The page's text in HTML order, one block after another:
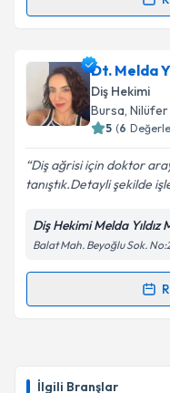
İlgili Branşlar
Randevu
Dt. Ö.Sadık Alaşa
oluşturun. Size bu
takvim
Kişisel
Metni'ni
kapsamda
Dt. Melda
Diş Hekimi
Bursa, Nilüfer
5 (6
Diş ağrisi için doktor
tanıştık.Detayli şekilde
Diş Hekimi Melda Yıldız
Balat Mah. Beyoğlu Sok.
Randevu